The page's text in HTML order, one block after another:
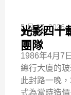
5 月 27, 2026
五十週年
光影四十
團隊
1986年4月7
總行大廈的
此封路一晚
式為當時造